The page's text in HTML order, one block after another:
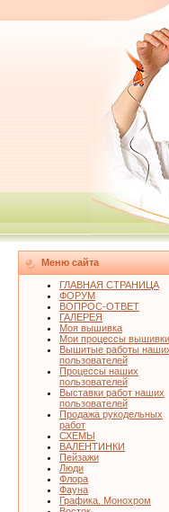
Меню сайта
ГЛАВНАЯ СТРАНИЦА
ФОРУМ
ВОПРОС-ОТВЕТ
ГАЛЕРЕЯ
Моя вышивка
Мои процессы вышивки
Вышитые работы
пользователей
Процессы наших
пользователей
Выставки работ наших
пользователей
Продажа рукодельных
работ
СХЕМЫ
ВАЛЕНТИНКИ
Пейзажи
Люди
Флора
Фауна
Графика. Монохром